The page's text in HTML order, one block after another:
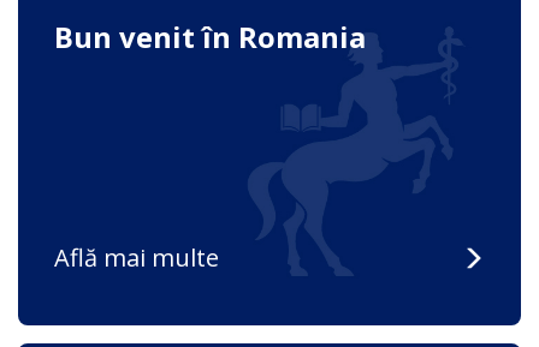
Bun venit în Romania
Află mai multe